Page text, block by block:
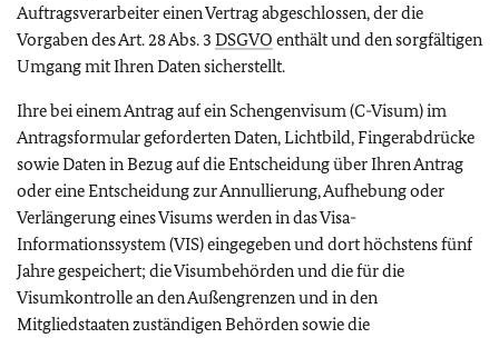
Auftragsverarbeiter einen Vertrag abgeschlossen, der die
Vorgaben des Art. 28 Abs. 3 DSGVO enthält und den sorgfältigen
Umgang mit Ihren Daten sicherstellt.
Ihre bei einem Antrag auf ein Schengenvisum (C-Visum) im
Antragsformular geforderten Daten, Lichtbild, Fingerabdrücke
sowie Daten in Bezug auf die Entscheidung über Ihren Antrag
oder eine Entscheidung zur Annullierung, Aufhebung oder
Verlängerung eines Visums werden in das Visa-
Informationssystem (VIS) eingegeben und dort höchstens fünf
Jahre gespeichert; die Visumbehörden und die für die
Visumkontrolle an den Außengrenzen und in den
Mitgliedstaaten zuständigen Behörden sowie die